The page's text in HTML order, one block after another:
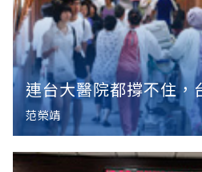
連台大醫院都撐不住，
范榮靖